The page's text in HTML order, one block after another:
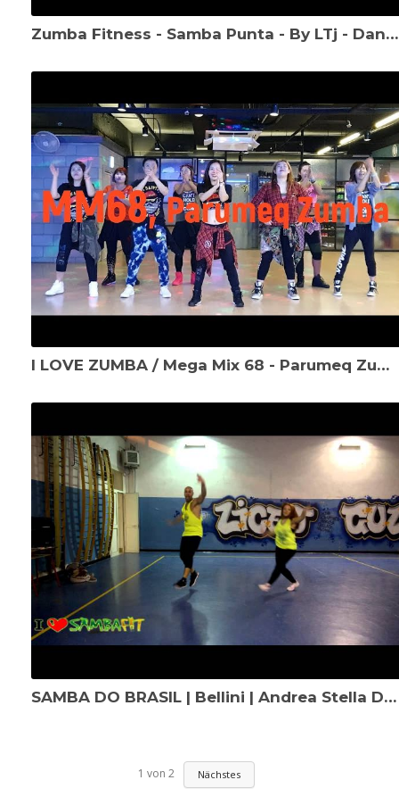
Zumba Fitness - Samba Punta - By LTj - Dance with Yadi Zumba
I LOVE ZUMBA / Mega Mix 68 - Parumeq Zumba - Samba, Cumbia
SAMBA DO BRASIL | Bellini | Andrea Stella Dance Fitness 2016
1 von 2 Nächstes